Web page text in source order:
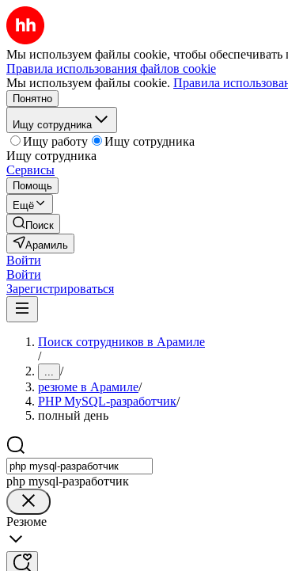
Мы используем файлы cookie, чтобы обеспечивать
Правила использования файлов cookie
Мы используем файлы cookie. Правила
Понятно
Ищу сотрудника
Ищу работу
Ищу сотрудника
Ищу сотрудника
Сервисы
Помощь
Ещё
Поиск
Арамиль
Войти
Войти
Зарегистрироваться
Поиск сотрудников в Арамиле
/
... /
резюме в Арамиле/
PHP MySQL-разработчик/
полный день
php mysql-разработчик
Резюме